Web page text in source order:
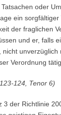
oder
ein
der fraglichen
und er, falls
nicht unverzüglich
Verordnung
124, Tenor 6)
3 der Richtlinie